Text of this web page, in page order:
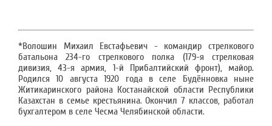
*Волошин Михаил Евстафьевич - командир стрелкового
батальона 234-го стрелкового полка (179-я стрелковая
дивизия, 43-я армия, 1-й Прибалтийский фронт), майор.
Родился 10 августа 1920 года в селе Будённовка ныне
Житикаринского района Костанайской области Республики
Казахстан в семье крестьянина. Окончил 7 классов, работал
бухгалтером в селе Чесма Челябинской области.